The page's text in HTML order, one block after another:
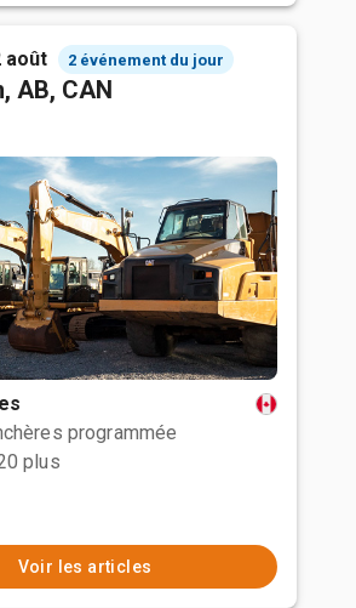
août 2 événement du jour
AB, CAN
programmée
plus
Voir les articles